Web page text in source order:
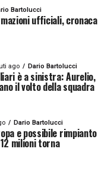
e il nostro
che
altri
e farci trovare
col Venezia,
non è nella
TOP NEWS
Bartolucci
ufficiali, cronaca
ago Dario Bartolucci
è a sinistra: Aurelio,
il volto della squadra
Dario Bartolucci
e possibile rimpianto
milioni torna